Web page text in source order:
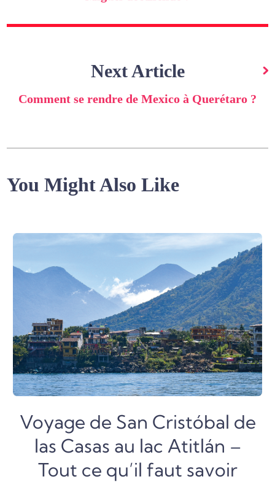
Next Article
Comment se rendre de Mexico à Querétaro ?
You Might Also Like
Voyage de San Cristóbal de
las Casas au lac Atitlán –
Tout ce qu’il faut savoir